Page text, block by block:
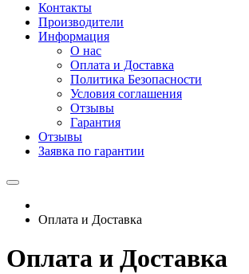
Контакты
Производители
Информация
О нас
Оплата и Доставка
Политика Безопасности
Условия соглашения
Отзывы
Гарантия
Отзывы
Заявка по гарантии
Оплата и Доставка
Оплата и Доставка